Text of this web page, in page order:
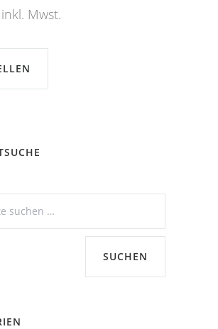
inkl. Mwst.
SUCHEN